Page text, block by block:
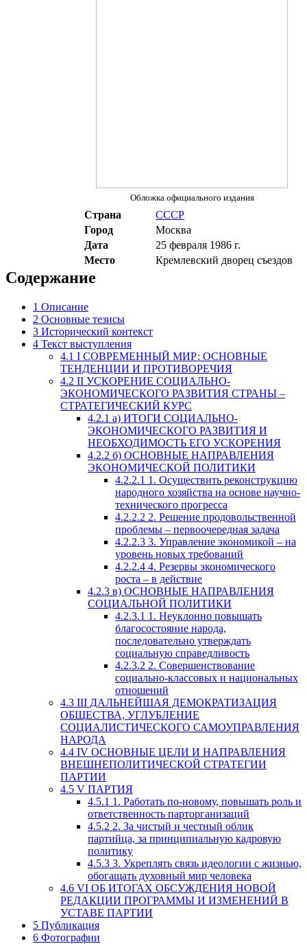
Обложка официального издания
Страна
СССР
Город
Москва
Дата
25 февраля 1986 г.
Место
Кремлевский дворец съездов
Содержание
1 Описание
2 Основные тезисы
3 Исторический контекст
4 Текст выступления
4.1 I СОВРЕМЕННЫЙ МИР: ОСНОВНЫЕ
ТЕНДЕНЦИИ И ПРОТИВОРЕЧИЯ
4.2 II УСКОРЕНИЕ СОЦИАЛЬНО-
ЭКОНОМИЧЕСКОГО РАЗВИТИЯ СТРАНЫ –
СТРАТЕГИЧЕСКИЙ КУРС
4.2.1 а) ИТОГИ СОЦИАЛЬНО-
ЭКОНОМИЧЕСКОГО РАЗВИТИЯ И
НЕОБХОДИМОСТЬ ЕГО УСКОРЕНИЯ
4.2.2 б) ОСНОВНЫЕ НАПРАВЛЕНИЯ
ЭКОНОМИЧЕСКОЙ ПОЛИТИКИ
4.2.2.1 1. Осуществить реконструкцию
народного хозяйства на основе научно-
технического прогресса
4.2.2.2 2. Решение продовольственной
проблемы – первоочередная задача
4.2.2.3 3. Управление экономикой – на
уровень новых требований
4.2.2.4 4. Резервы экономического
роста – в действие
4.2.3 в) ОСНОВНЫЕ НАПРАВЛЕНИЯ
СОЦИАЛЬНОЙ ПОЛИТИКИ
4.2.3.1 1. Неуклонно повышать
благосостояние народа,
последовательно утверждать
социальную справедливость
4.2.3.2 2. Совершенствование
социально-классовых и национальных
отношений
4.3 III ДАЛЬНЕЙШАЯ ДЕМОКРАТИЗАЦИЯ
ОБЩЕСТВА, УГЛУБЛЕНИЕ
СОЦИАЛИСТИЧЕСКОГО САМОУПРАВЛЕНИЯ
НАРОДА
4.4 IV ОСНОВНЫЕ ЦЕЛИ И НАПРАВЛЕНИЯ
ВНЕШНЕПОЛИТИЧЕСКОЙ СТРАТЕГИИ
ПАРТИИ
4.5 V ПАРТИЯ
4.5.1 1. Работать по-новому, повышать роль и
ответственность парторганизаций
4.5.2 2. За чистый и честный облик
партийца, за принципиальную кадровую
политику
4.5.3 3. Укреплять связь идеологии с жизнью,
обогащать духовный мир человека
4.6 VI ОБ ИТОГАХ ОБСУЖДЕНИЯ НОВОЙ
РЕДАКЦИИ ПРОГРАММЫ И ИЗМЕНЕНИЙ В
УСТАВЕ ПАРТИИ
5 Публикация
6 Фотографии